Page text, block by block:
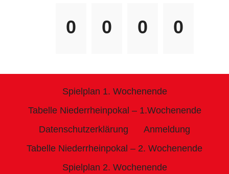
0 0 0 0
Spielplan 1. Wochenende
Tabelle Niederrheinpokal – 1.Wochenende
Datenschutzerklärung
Anmeldung
Tabelle Niederrheinpokal – 2. Wochenende
Spielplan 2. Wochenende